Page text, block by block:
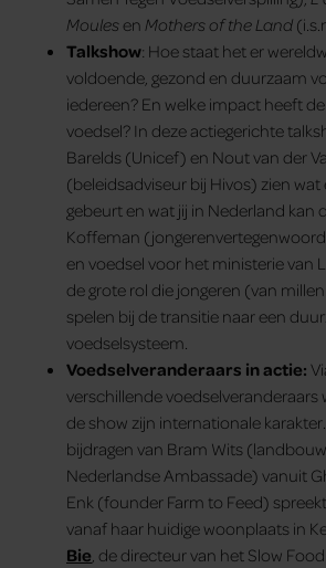
Moules en Mothers of the Land
Talkshow: Hoe staat het er
voldoende, gezond en duurzaam
iedereen? En welke impact heeft
voedsel? In deze actiegerichte
Barelds (Unicef) en Nout van der
(beleidsadviseur bij Hivos) zien wat
gebeurt en wat jij in Nederland kan
Koffeman
en voedsel voor het ministerie van
de grote rol die jongeren (van
spelen bij de transitie naar een
voedselsysteem.
Voedselveranderaars in actie:
verschillende voedselveranderaars
de show zijn internationale
bijdragen van Bram Wits
Nederlandse Ambassade) vanuit
Enk (founder Farm to Feed)
vanaf haar huidige woonplaats in
Bie, de directeur van het Slow